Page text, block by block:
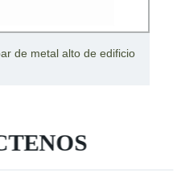
de metal alto de edificio